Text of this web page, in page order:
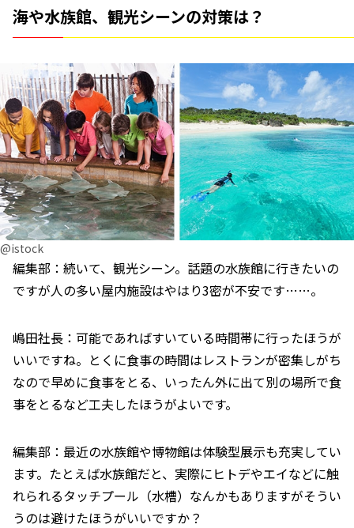
海や水族館、観光シーンの対策は？
@istock
編集部：続いて、観光シーン。話題の水族館に行きたいの
ですが人の多い屋内施設はやはり3密が不安です……。
嶋田社長：可能であればすいている時間帯に行ったほうが
いいですね。とくに食事の時間はレストランが密集しがち
なので早めに食事をとる、いったん外に出て別の場所で食
事をとるなど工夫したほうがよいです。
編集部：最近の水族館や博物館は体験型展示も充実してい
ます。たとえば水族館だと、実際にヒトデやエイなどに触
れられるタッチプール（水槽）なんかもありますがそうい
うのは避けたほうがいいですか？